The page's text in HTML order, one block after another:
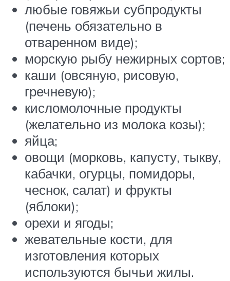
любые говяжьи субпродукты
(печень обязательно в
отваренном виде);
морскую рыбу нежирных сортов;
каши (овсяную, рисовую,
гречневую);
кисломолочные продукты
(желательно из молока козы);
яйца;
овощи (морковь, капусту, тыкву,
кабачки, огурцы, помидоры,
чеснок, салат) и фрукты
(яблоки);
орехи и ягоды;
жевательные кости, для
изготовления которых
используются бычьи жилы.